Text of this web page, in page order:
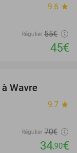
9.6 star
Régulier 55€
45€
Wavre
9.7 star
Régulier 70€
34,90€